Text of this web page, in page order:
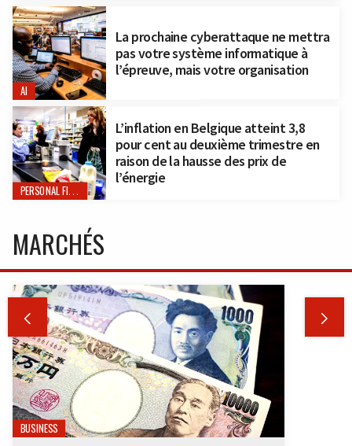
AI
La prochaine cyberattaque ne mettra
pas votre système informatique à
l’épreuve, mais votre organisation
PERSONAL FINANCE
L’inflation en Belgique atteint 3,8
pour cent au deuxième trimestre en
raison de la hausse des prix de
l’énergie
MARCHÉS
 
BUSINESS